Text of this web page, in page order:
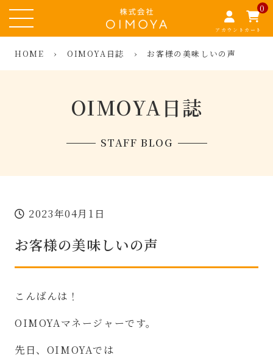
アカウント
0
カート
HOME › OIMOYA日誌 › お客様の美味しいの声
OIMOYA日誌
STAFF BLOG
2023年04月1日
お客様の美味しいの声
こんばんは！
OIMOYAマネージャーです。
先日、 OIMOYAでは